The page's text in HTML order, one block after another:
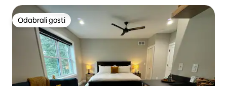
Odabrali gosti
Odabrali gosti